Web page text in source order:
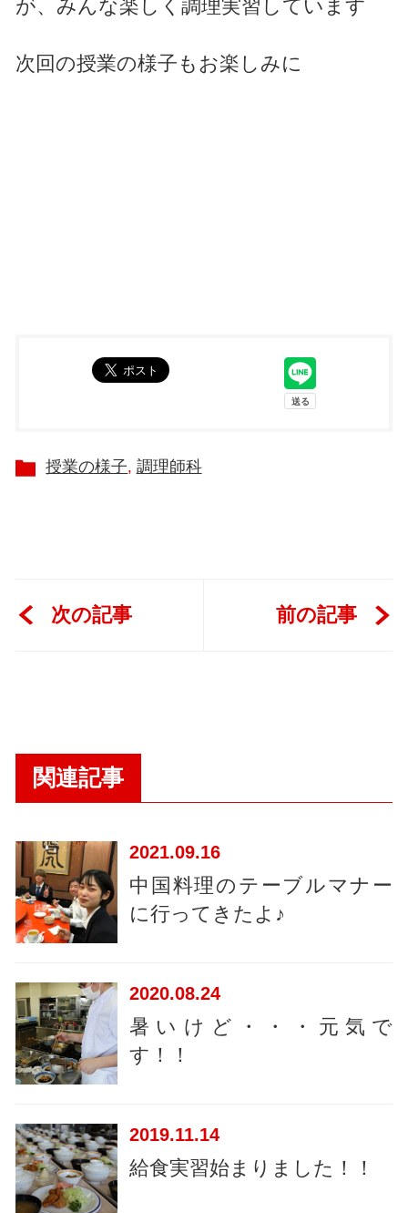
が、みんな楽しく調理実習しています
次回の授業の様子もお楽しみに
授業の様子 調理師科
次の記事 前の記事
関連記事
2021 09.16
中国料理のテーブルマナー
に行ってきたよ♪
2020 08.24
暑いけど・・・元気で
す！！
2019 11.14
給食実習始まりました！！